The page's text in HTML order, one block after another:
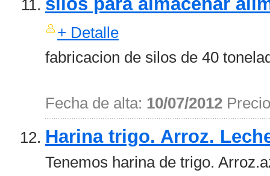
+ Detalle
fabricacion de silos de 40
Fecha de alta: 10/07/2012
Harina trigo. Arroz.
Tenemos harina de trigo.